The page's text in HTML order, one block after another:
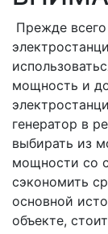
Прежде
мощность и
генератор в
выбирать из
мощности со
сэкономить
основной
объекте,